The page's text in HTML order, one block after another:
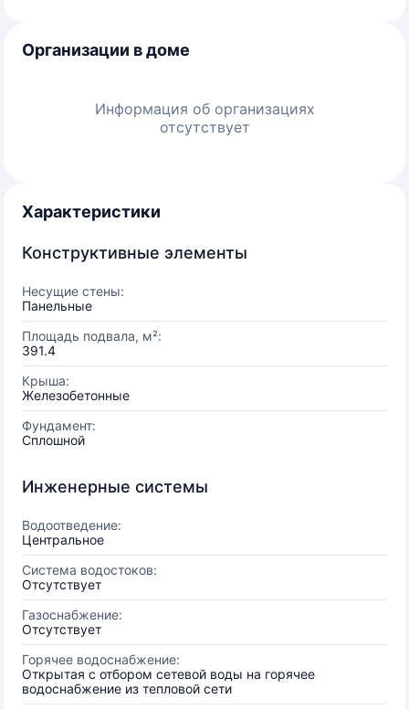
Организации в доме
Информация об организациях
отсутствует
Характеристики
Конструктивные элементы
Несущие стены:
Панельные
Площадь подвала, м²:
391.4
Крыша:
Железобетонные
Фундамент:
Сплошной
Инженерные системы
Водоотведение:
Центральное
Система водостоков:
Отсутствует
Газоснабжение:
Отсутствует
Горячее водоснабжение:
Открытая с отбором сетевой воды на горячее
водоснабжение из тепловой сети